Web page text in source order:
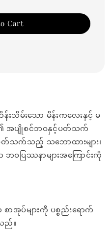
Cart
မ်းသော မိန်းကလေးနှင့် မ
အပျိုစင်ဘဝနှင့်ပတ်သက်
ပတ်သက်သည့် သဘောထားများ၊
ဘဝပြဿနာများအကြောင်းကို
အုပ်များကို ပစ္စည်းရောက်
သည်။